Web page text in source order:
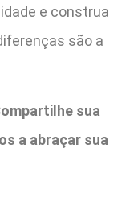
e construa
são a
sua
a abraçar sua